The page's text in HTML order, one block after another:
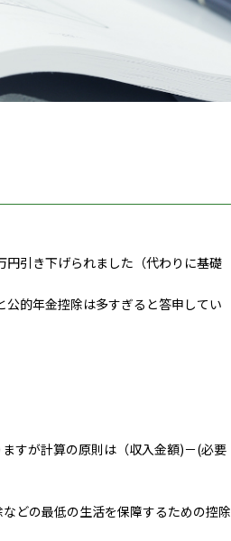
引き下げられました（代わりに基礎
的年金控除は多すぎると答申してい
すが計算の原則は（収入金額)－(必要
どの最低の生活を保障するための控除